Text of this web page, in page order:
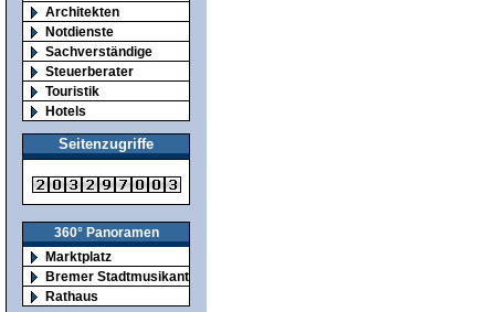
Architekten
Notdienste
Sachverständige
Steuerberater
Touristik
Hotels
Seitenzugriffe
360° Panoramen
Marktplatz
Bremer Stadtmusikanten
Rathaus